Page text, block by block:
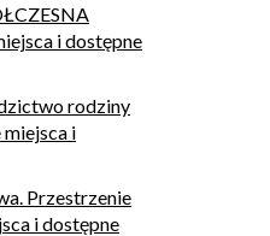
i dostępne
rodziny
i
Przestrzenie
i dostępne